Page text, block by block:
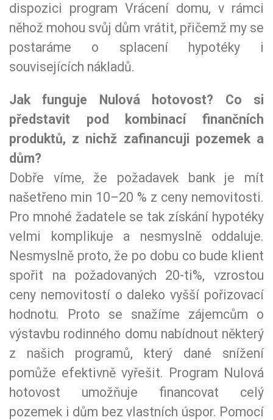
dispozici program Vrácení domu, v rámci
něhož mohou svůj dům vrátit, přičemž my se
postaráme o splacení hypotéky i
souvisejících nákladů.
Jak funguje Nulová hotovost? Co si
představit pod kombinací finančních
produktů, z nichž zafinancuji pozemek a
dům?
Dobře víme, že požadavek bank je mít
našetřeno min 10–20 % z ceny nemovitosti.
Pro mnohé žadatele se tak získání hypotéky
velmi komplikuje a nesmyslně oddaluje.
Nesmyslně proto, že po dobu co bude klient
spořit na požadovaných 20-ti%, vzrostou
ceny nemovitostí o daleko vyšší pořizovací
hodnotu. Proto se snažíme zájemcům o
výstavbu rodinného domu nabídnout některý
z našich programů, který dané snížení
pomůže efektivně vyřešit. Program Nulová
hotovost umožňuje financovat celý
pozemek i dům bez vlastních úspor. Pomocí